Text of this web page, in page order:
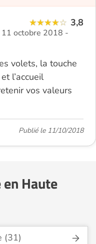
3,8
octobre 2018 -
volets, la touche
l’accueil
vos valeurs
Publié le 11/10/2018
Haute
(31)